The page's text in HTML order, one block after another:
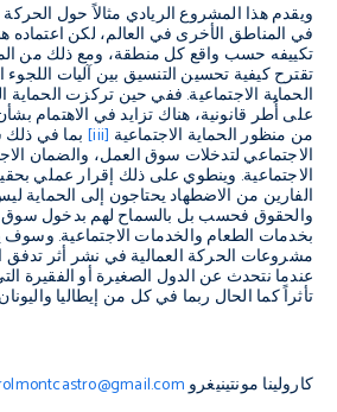
ويقدم هذا المشروع الريادي مثالاً حول الحركة
في المناطق الأخرى في العالم، لكن
تكييفه حسب واقع كل منطقة، ومع ذلك من
تقترح كيفية تحسين التنسيق بين آليات اللجوء
الحماية الاجتماعية. ففي حين تركزت الحماية
على أُطر قانونية، هناك تزايد في الاهتمام
من منظور الحماية الاجتماعية [iii] بما في ذلك
الاجتماعي لتدخلات سوق العمل، والضمان
الاجتماعية. وينطوي على ذلك إقرار عملي
الفارين من الاضطهاد يحتاجون إلى الحماية
والحقوق فحسب بل بالسماح لهم بدخول سوق
بخدمات الطعام والخدمات الاجتماعية. وسوف
مشروعات الحركة العمالية في نشر أثر تدفق
عندما نتحدث عن الدول الصغيرة أو الفقيرة
تأثراً كما الحال ربما في كل من إيطاليا
كارولينا مونتينيغرو